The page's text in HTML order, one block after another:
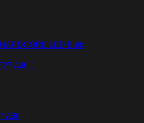
LED Bulb
A60